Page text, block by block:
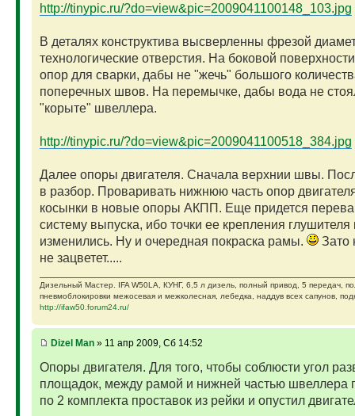
http://tinypic.ru/?do=view&pic=2009041100148_103.jpg
В деталях конструктива высверленны фрезой
технологические отверстия. На боковой
опор для сварки, дабы не "жечь" большого
поперечных швов. На перемычке, дабы вода не
"корыте" швеллера.
http://tinypic.ru/?do=view&pic=2009041100518_384.jpg
Далее опоры двигателя. Сначала верхнии швы.
в разбор. Проваривать нижнюю часть опор
косынки в новые опоры АКПП. Еще придется
систему выпуска, ибо точки ее крепления глушителя
изменились. Ну и очередная покраска рамы.
Зато
не зацветет.....
Дизельный Мастер. IFA W50LA, КУНГ, 6,5 л дизель, полный привод, 5 передач,
пневмоблокировки межосевая и межколесная, лебедка, наддув всех сапунов,
http://ifaw50.forum24.ru/
Dizel Man» 11 апр 2009, Сб 14:52
Опоры двигателя. Для того, чтобы соблюсти угол
площадок, между рамой и нижней частью швеллера
по 2 комплекта проставок из рейки и опустил